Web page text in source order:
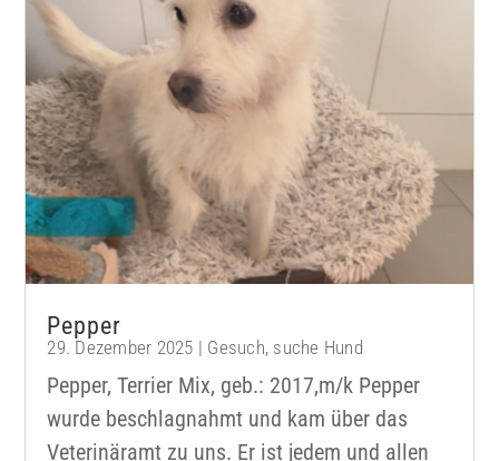
Pepper
29. Dezember 2025 | Gesuch, suche Hund
Pepper, Terrier Mix, geb.: 2017,m/k Pepper
wurde beschlagnahmt und kam über das
Veterinäramt zu uns. Er ist jedem und allen